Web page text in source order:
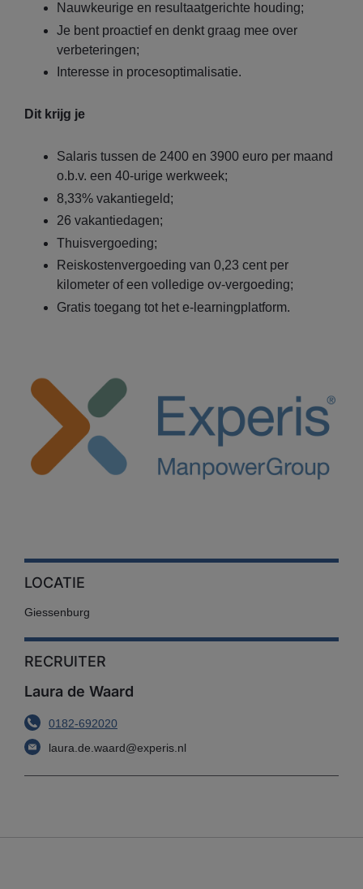
Nauwkeurige en resultaatgerichte houding;
Je bent proactief en denkt graag mee over
verbeteringen;
Interesse in procesoptimalisatie.
Dit krijg je
Salaris tussen de 2400 en 3900 euro per maand
o.b.v. een 40-urige werkweek;
8,33% vakantiegeld;
26 vakantiedagen;
Thuisvergoeding;
Reiskostenvergoeding van 0,23 cent per
kilometer of een volledige ov-vergoeding;
Gratis toegang tot het e-learningplatform.
LOCATIE
Giessenburg
RECRUITER
Laura de Waard
0182-692020
laura.de.waard@experis.nl